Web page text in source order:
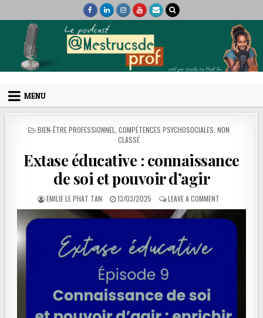
Mes trucs de prof
MENU
POSTED IN
BIEN-ÊTRE PROFESSIONNEL COMPÉTENCES PSYCHOSOCIALES NON
CLASSÉ
Extase éducative : connaissance
de soi et pouvoir d’agir
AUTHOR:
EMILIE LE PHAT TAN PUBLISHED DATE:
13/03/2025 LEAVE A COMMENT